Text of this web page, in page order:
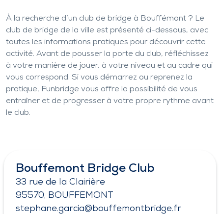
À la recherche d’un club de bridge à Bouffémont ? Le
club de bridge de la ville est présenté ci-dessous, avec
toutes les informations pratiques pour découvrir cette
activité. Avant de pousser la porte du club, réfléchissez
à votre manière de jouer, à votre niveau et au cadre qui
vous correspond. Si vous démarrez ou reprenez la
pratique, Funbridge vous offre la possibilité de vous
entraîner et de progresser à votre propre rythme avant
le club.
Bouffemont Bridge Club
33 rue de la Clairière
95570, BOUFFEMONT
stephane.garcia@bouffemontbridge.fr